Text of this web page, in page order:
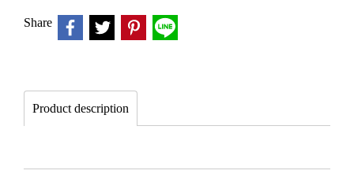
Share
Product description